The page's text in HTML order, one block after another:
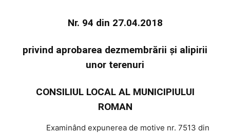
Nr. 94 din 27.04.2018
privind aprobarea dezmembrării și alipirii
unor terenuri
CONSILIUL LOCAL AL MUNICIPIULUI
ROMAN
Examinând expunerea de motive nr. 7513 din